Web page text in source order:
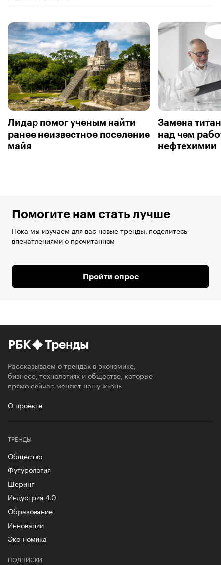
Лидар помог ученым найти
ранее неизвестное поселение
майя
Замена
над чем
нефтехимии
Помогите нам стать лучше
Пока мы изучаем для вас новые тренды, поделитесь
впечатлениями о прочитанном
Пройти опрос
РБК Тренды
Рассказываем о трендах в экономике,
бизнесе, технологиях и обществе, которые
прямо сейчас меняют нашу жизнь
О проекте
ТРЕНДЫ
Общество
Футурология
Шеринг
Индустрия 4.0
Образование
Инновации
Эко-номика
ПОДПИСКИ